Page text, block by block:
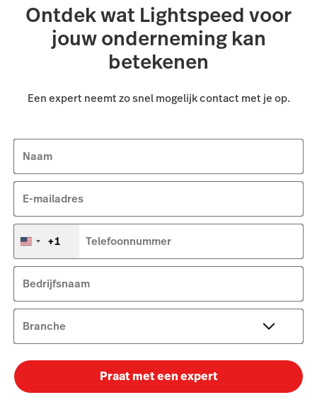
Ontdek wat Lightspeed voor
jouw onderneming kan
betekenen
Een expert neemt zo snel mogelijk contact met je op.
Naam
E-mailadres
Verenigde
+1
+1 Telefoonnummer
Bedrijfsnaam
Branche
Praat met een expert